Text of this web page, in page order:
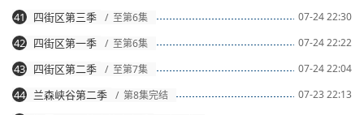
07-24 22:30
41 四街区第三季 / 至第6集
07-24 22:22
42 四街区第一季 / 至第6集
07-24 22:04
43 四街区第二季 / 至第7集
07-23 22:13
44 兰森峡谷第二季 / 第8集完结